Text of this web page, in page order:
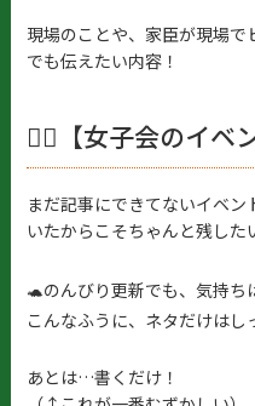
現場のことや、家臣が現場
でも伝えたい内容！
👷‍♀️【女子会のイベ
まだ記事にできてないイベ
いたからこそちゃんと残した
🐢のんびり更新でも、気持ち
こんなふうに、ネタだけはし
あとは…書くだけ！